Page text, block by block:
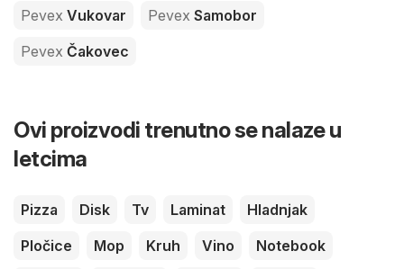
Pevex Vukovar Pevex Samobor
Pevex Čakovec
Ovi proizvodi trenutno se nalaze u
letcima
Pizza Disk Tv Laminat
Hladnjak
Pločice
Mop Kruh Vino
Notebook